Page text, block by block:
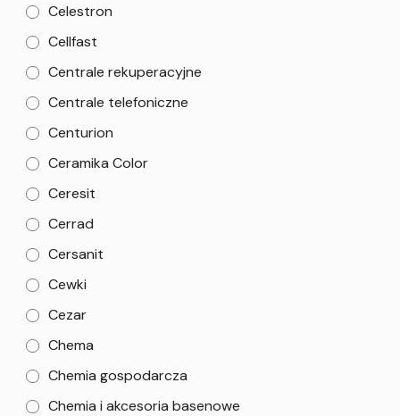
Celestron
Cellfast
Centrale rekuperacyjne
Centrale telefoniczne
Centurion
Ceramika Color
Ceresit
Cerrad
Cersanit
Cewki
Cezar
Chema
Chemia gospodarcza
Chemia i akcesoria basenowe